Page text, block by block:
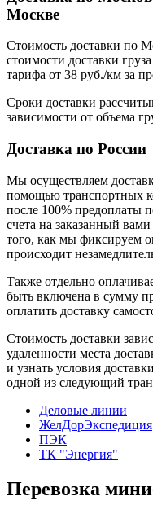
Москве
Стоимость доставки по
стоимости доставки
тарифа от 38 руб./км за
Сроки доставки
зависимости от объема
Доставка по России
Мы осуществляем
помощью транспортных
после 100% предоплаты
счета на заказанный
того, как мы фиксируем
происходит
Также отдельно
быть включена в сумму
оплатить доставку
Стоимость доставки
удаленности места
и узнать условия
одной из следующий
Деловые линии
ЖелДорЭкспедиция
ПЭК
ТК "Энергия"
Перевозка